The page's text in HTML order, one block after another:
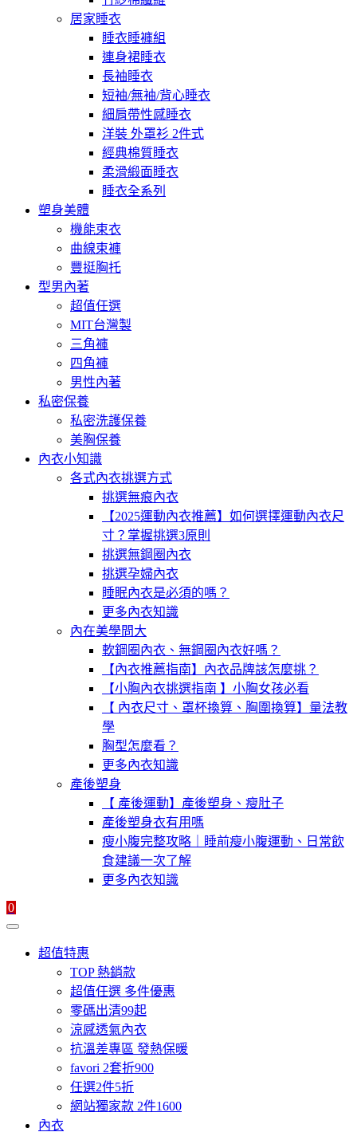
居家睡衣
睡衣睡褲組
連身裙睡衣
長袖睡衣
短袖/無袖/背心睡衣
細肩帶性感睡衣
洋裝 外罩衫 2件式
經典棉質睡衣
柔滑緞面睡衣
睡衣全系列
塑身美體
機能束衣
曲線束褲
豐挺胸托
型男內著
超值任選
MIT台灣製
三角褲
四角褲
男性內著
私密保養
私密洗護保養
美胸保養
內衣小知識
各式內衣挑選方式
挑選無痕內衣
【2025運動內衣推薦】如何選擇運動內衣尺
寸？掌握挑選3原則
挑選無鋼圈內衣
挑選孕婦內衣
睡眠內衣是必須的嗎？
更多內衣知識
內在美學問大
軟鋼圈內衣、無鋼圈內衣好嗎？
【內衣推薦指南】內衣品牌該怎麼挑？
【小胸內衣挑選指南 】小胸女孩必看
【 內衣尺寸、罩杯換算、胸圍換算】量法教
學
胸型怎麼看？
更多內衣知識
產後塑身
【 產後運動】產後塑身、瘦肚子
產後塑身衣有用嗎
瘦小腹完整攻略｜睡前瘦小腹運動、日常飲
食建議一次了解
更多內衣知識
0
超值特惠
TOP 熱銷款
超值任選 多件優惠
零碼出清99起
涼感透氣內衣
抗溫差專區 發熱保暖
favori 2套折900
任選2件5折
網站獨家款 2件1600
內衣